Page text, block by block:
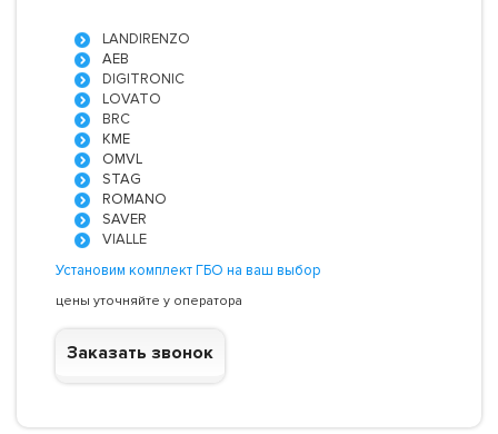
LANDIRENZO
AEB
DIGITRONIC
LOVATO
BRC
KME
OMVL
STAG
ROMANO
SAVER
VIALLE
Установим комплект ГБО на ваш выбор
цены уточняйте у оператора
Заказать звонок